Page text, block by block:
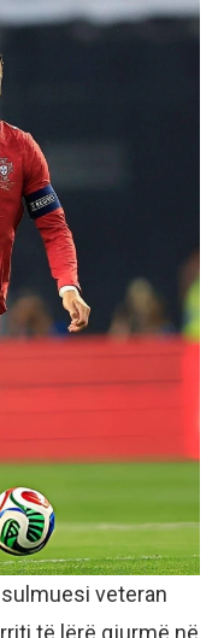
veteran
të lërë gjurmë në